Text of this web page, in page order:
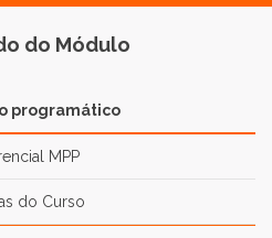
do Módulo
programático
MPP
do Curso